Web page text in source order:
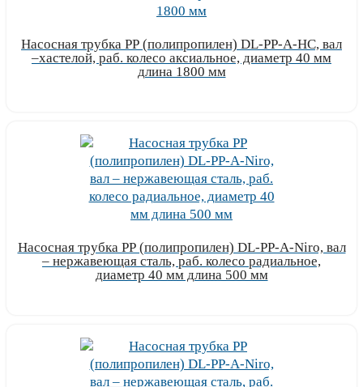
Насосная трубка РР (полипропилен) DL-PP-A-HC, вал
–хастелой, раб. колесо аксиальное, диаметр 40 мм
длина 1800 мм
Насосная трубка РР (полипропилен) DL-PP-A-Niro, вал
– нержавеющая сталь, раб. колесо радиальное,
диаметр 40 мм длина 500 мм